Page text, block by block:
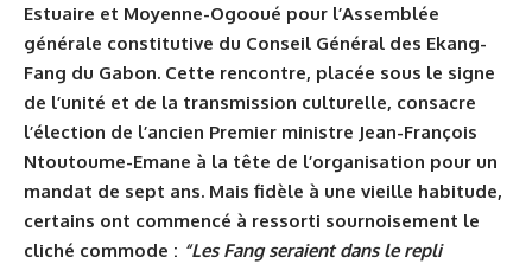
Estuaire et Moyenne-Ogooué pour l’Assemblée
générale constitutive du Conseil Général des Ekang-
Fang du Gabon. Cette rencontre, placée sous le signe
de l’unité et de la transmission culturelle, consacre
l’élection de l’ancien Premier ministre Jean-François
Ntoutoume-Emane à la tête de l’organisation pour un
mandat de sept ans. Mais fidèle à une vieille habitude,
certains ont commencé à ressorti sournoisement le
cliché commode : “Les Fang seraient dans le repli